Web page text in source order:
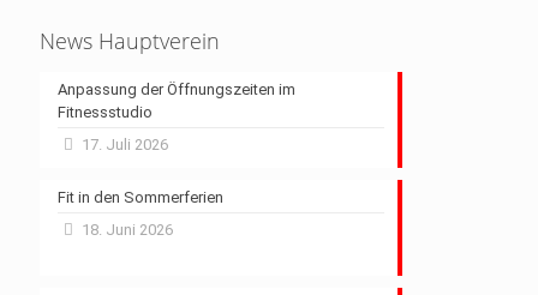
News Hauptverein
Anpassung der Öffnungszeiten im
Fitnessstudio
17. Juli 2026
Fit in den Sommerferien
18. Juni 2026